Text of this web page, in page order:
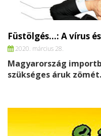
Füstölgés…: A vírus
2020. március 28.
Magyarország
szükséges áruk